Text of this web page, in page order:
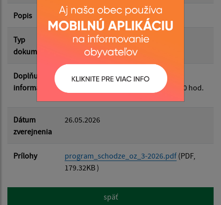
Filtrovať Reset
Popis OZ č. 3/2026 - 29.05.2026
Typ
dokumentu
Zasadnutia OZ
Doplňujúce
informácie
Program zasadnutia obecného
zastupiteľstva dňa 29.05.2026 o 17:00 hod.
Dátum
zverejnenia
26.05.2026
Prílohy program_schodze_oz_3-2026.pdf (PDF,
179.32KB )
späť